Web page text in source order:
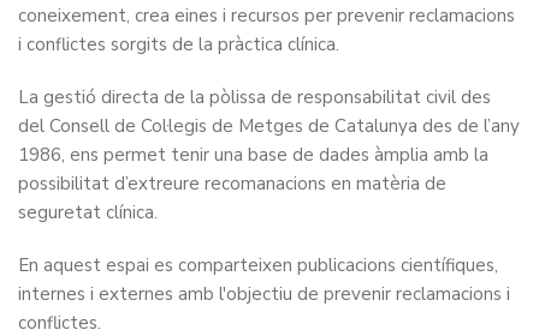
coneixement, crea eines i recursos per prevenir reclamacions
i conflictes sorgits de la pràctica clínica.
La gestió directa de la pòlissa de responsabilitat civil des
del Consell de Col·legis de Metges de Catalunya des de l’any
1986, ens permet tenir una base de dades àmplia amb la
possibilitat d’extreure recomanacions en matèria de
seguretat clínica.
En aquest espai es comparteixen publicacions científiques,
internes i externes amb l'objectiu de prevenir reclamacions i
conflictes.